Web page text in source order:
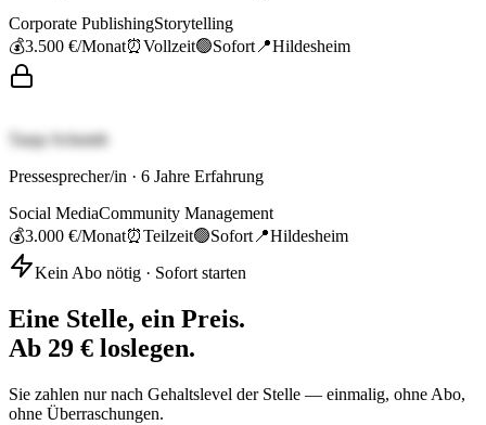
Corporate PublishingStorytelling
💰3.500 €/Monat⏰Vollzeit🟢Sofort 📍Hildesheim
Tanja Schmidt
Pressesprecher/in · 6 Jahre Erfahrung
Social MediaCommunity Management
💰3.000 €/Monat⏰Teilzeit🟢Sofort 📍Hildesheim
Kein Abo nötig · Sofort starten
Eine Stelle, ein Preis.
Ab 29 € loslegen.
Sie zahlen nur nach Gehaltslevel der Stelle — einmalig, ohne Abo,
ohne Überraschungen.